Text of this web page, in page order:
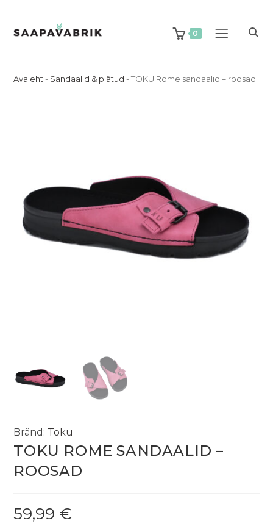
content
0
Avaleht - Sandaalid & plätud -TOKU Rome sandaalid – roosad
Bränd: Toku
TOKU ROME SANDAALID –
ROOSAD
59,99 €